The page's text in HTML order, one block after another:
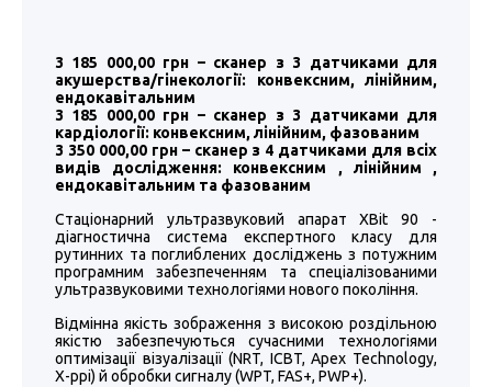
3 185 000,00 грн – сканер з 3 датчиками для
акушерства/гінекології: конвексним, лінійним,
ендокавітальним
3 185 000,00 грн – сканер з 3 датчиками для
кардіології: конвексним, лінійним, фазованим
3 350 000,00 грн – сканер з 4 датчиками для всіх
видів дослідження: конвексним , лінійним ,
ендокавітальним та фазованим
Стаціонарний ультразвуковий апарат ХВit 90 -
діагностична система експертного класу для
рутинних та поглиблених досліджень з потужним
програмним забезпеченням та спеціалізованими
ультразвуковими технологіями нового покоління.
Відмінна якість зображення з високою роздільною
якістю забезпечуються сучасними технологіями
оптимізації візуалізації (NRT, ICBT, Apex Technology,
X-ppi) й обробки сигналу (WPT, FAS+, PWP+).